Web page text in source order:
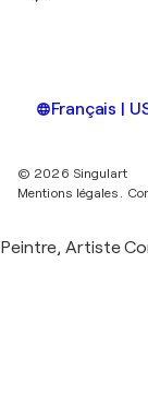
Français |
© 2026 Singulart
Mentions légales.
Peintre, Artiste